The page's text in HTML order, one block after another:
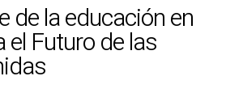
de la educación en
el Futuro de las